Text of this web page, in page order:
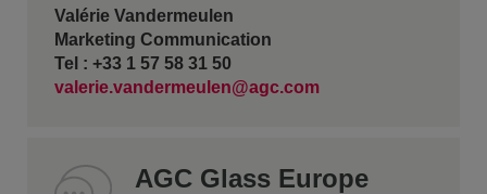
Valérie Vandermeulen
Marketing Communication
Tel : +33 1 57 58 31 50
valerie.vandermeulen@agc.com
AGC Glass Europe